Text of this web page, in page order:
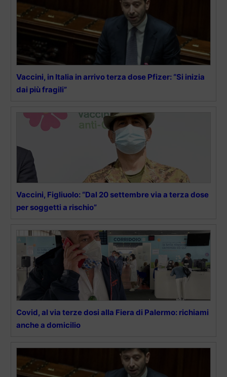
Vaccini, in Italia in arrivo terza dose Pfizer: “Si inizia
dai più fragili”
Vaccini, Figliuolo: “Dal 20 settembre via a terza dose
per soggetti a rischio”
Covid, al via terze dosi alla Fiera di Palermo: richiami
anche a domicilio